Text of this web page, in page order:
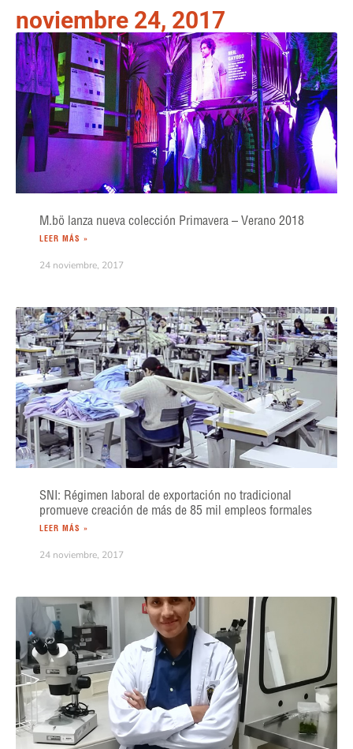
noviembre 24, 2017
M.bö lanza nueva colección Primavera – Verano 2018
LEER MÁS »
24 noviembre, 2017
SNI: Régimen laboral de exportación no tradicional
promueve creación de más de 85 mil empleos formales
LEER MÁS »
24 noviembre, 2017